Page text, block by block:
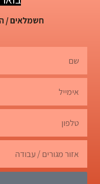
חשמלאים /